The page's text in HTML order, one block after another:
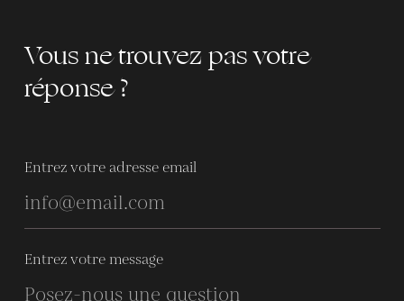
Vous ne trouvez pas votre
réponse ?
Entrez votre adresse email
Entrez votre message